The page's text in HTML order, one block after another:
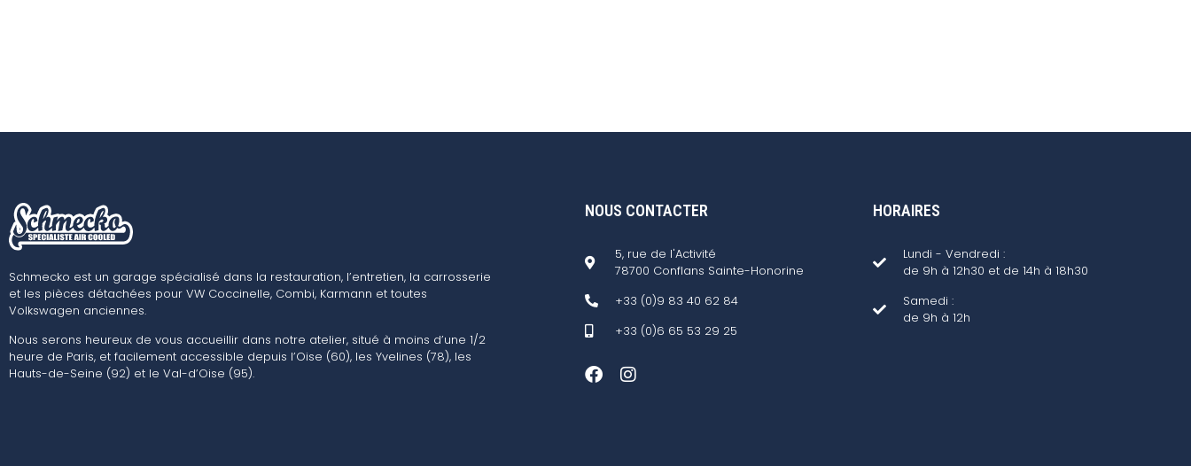
Schmecko est un garage spécialisé dans la restauration, l’entretien, la carrosserie
et les pièces détachées pour VW Coccinelle, Combi, Karmann et toutes
Volkswagen anciennes.
Nous serons heureux de vous accueillir dans notre atelier, situé à moins d’une 1/2
heure de Paris, et facilement accessible depuis l’Oise (60), les Yvelines (78), les
Hauts-de-Seine (92) et le Val-d’Oise (95).
NOUS CONTACTER
5, rue de l'Activité
78700 Conflans Sainte-Honorine
+33 (0)9 83 40 62 84
+33 (0)6 65 53 29 25
HORAIRES
Lundi - Vendredi :
de 9h à 12h30 et de 14h à 18h30
Samedi :
de 9h à 12h